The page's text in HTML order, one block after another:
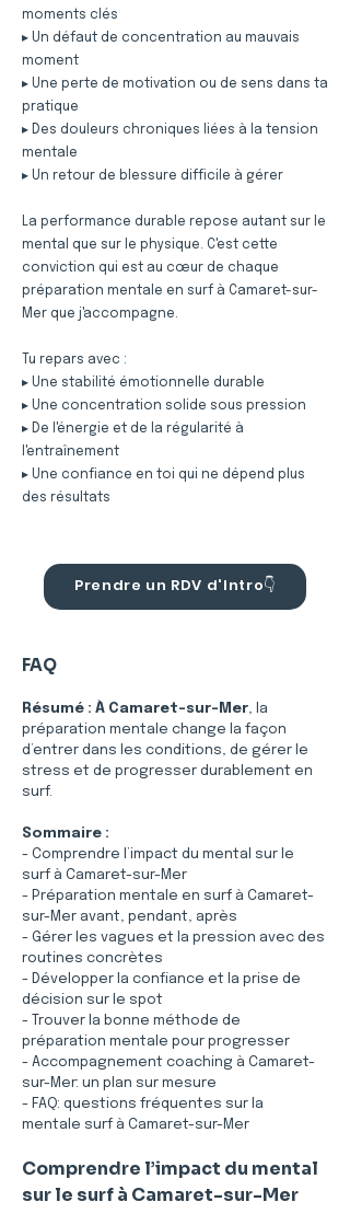
moments clés
▸ Un défaut de concentration au mauvais
moment
▸ Une perte de motivation ou de sens dans ta
pratique
▸ Des douleurs chroniques liées à la tension
mentale
▸ Un retour de blessure difficile à gérer
La performance durable repose autant sur le
mental que sur le physique. C'est cette
conviction qui est au cœur de chaque
préparation mentale en surf à Camaret-sur-
Mer que j'accompagne.
Tu repars avec :
▸ Une stabilité émotionnelle durable
▸ Une concentration solide sous pression
▸ De l'énergie et de la régularité à
l'entraînement
▸ Une confiance en toi qui ne dépend plus
des résultats
Prendre un RDV d'Intro👇
FAQ
Résumé : À Camaret-sur-Mer, la
préparation mentale change la façon
d’entrer dans les conditions, de gérer le
stress et de progresser durablement en
surf.
Sommaire :
- Comprendre l’impact du mental sur le
surf à Camaret-sur-Mer
- Préparation mentale en surf à Camaret-
sur-Mer avant, pendant, après
- Gérer les vagues et la pression avec des
routines concrètes
- Développer la confiance et la prise de
décision sur le spot
- Trouver la bonne méthode de
préparation mentale pour progresser
- Accompagnement coaching à Camaret-
sur-Mer: un plan sur mesure
- FAQ: questions fréquentes sur la
mentale surf à Camaret-sur-Mer
Comprendre l’impact du mental
sur le surf à Camaret-sur-Mer